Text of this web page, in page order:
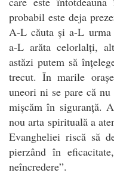
probabil este deja
A-L căuta și a-L urma
a-L arăta celorlalți,
astăzi putem să
trecut. În marile
uneori ni se pare că
mișcăm în siguranță.
nou arta spirituală a
Evangheliei riscă să
pierzând în
neîncredere”.